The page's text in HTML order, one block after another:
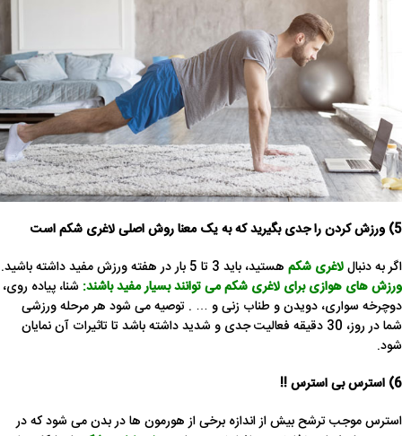
5) ورزش کردن را جدی بگیرید که به یک معنا روش اصلی لاغری شکم است
اگر به دنباللاغری شکم هستید، باید 3 تا 5 بار در هفته ورزش مفید داشته باشید.
ورزش های هوازی برای لاغری شکم می توانند بسیار مفید باشند: شنا، پیاده روی،
دوچرخه سواری، دویدن و طناب زنی و … . توصیه می شود هر مرحله ورزشی
شما در روز، 30 دقیقه فعالیت جدی و شدید داشته باشد تا تاثیرات آن نمایان
شود.
6) استرس بی استرس !!
استرس موجب ترشح بیش از اندازه برخی از هورمون ها در بدن می شود که در